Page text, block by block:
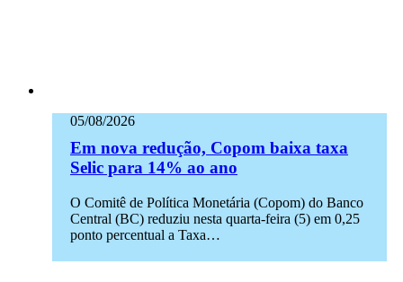
05/08/2026
Em nova redução, Copom baixa taxa
Selic para 14% ao ano
O Comitê de Política Monetária (Copom) do Banco
Central (BC) reduziu nesta quarta-feira (5) em 0,25
ponto percentual a Taxa…